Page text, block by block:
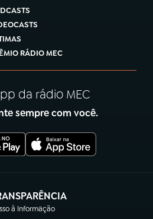
RÁDIO MEC
da rádio MEC
sempre com você.
à Informação
(abre em nova aba)